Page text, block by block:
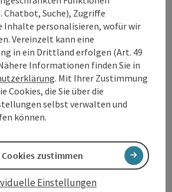
bei über 80 Partnern)
Stöcke für einen ½ Tag (nach
keine Halbpension!
Verfügbarkeit, tägliche Anreise
Chatbot, Suche), Zugriffe
Inhalte personalisieren, wofür wir
Vereinzelt kann eine
in ein Drittland erfolgen (Art. 49
Informationen finden Sie in
. Mit Ihrer Zustimmung
Cookies, die Sie über die
selbst verwalten und
können.
Einstellungen
zustimmen